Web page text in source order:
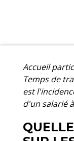
Accueil
Temps de
est
d'un salarié